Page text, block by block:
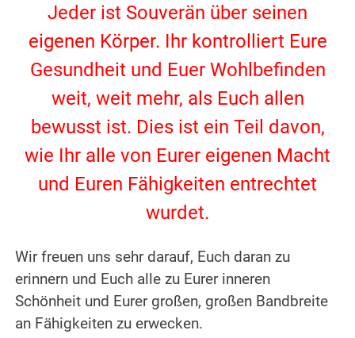
Jeder ist Souverän über seinen
eigenen Körper. Ihr kontrolliert Eure
Gesundheit und Euer Wohlbefinden
weit, weit mehr, als Euch allen
bewusst ist. Dies ist ein Teil davon,
wie Ihr alle von Eurer eigenen Macht
und Euren Fähigkeiten entrechtet
wurdet.
Wir freuen uns sehr darauf, Euch daran zu
erinnern und Euch alle zu Eurer inneren
Schönheit und Eurer großen, großen Bandbreite
an Fähigkeiten zu erwecken.